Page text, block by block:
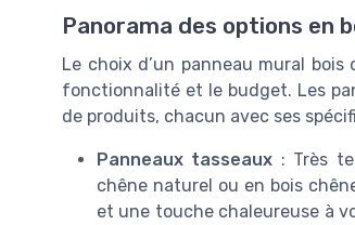
Panorama des options en
Le choix d’un panneau mural
fonctionnalité et le budget. Les
de produits, chacun avec ses
Panneaux tasseaux : Très
chêne naturel ou en bois
et une touche chaleureuse à